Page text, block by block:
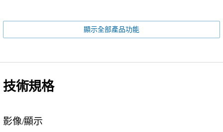
顯示全部產品功能
技術規格
影像/顯示